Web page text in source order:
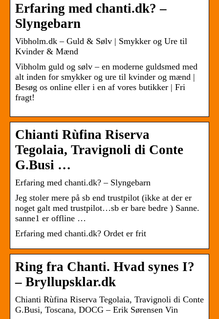
Erfaring med chanti.dk? –
Slyngebarn
Vibholm.dk – Guld & Sølv | Smykker og Ure til
Kvinder & Mænd
Vibholm guld og sølv – en moderne guldsmed med
alt inden for smykker og ure til kvinder og mænd |
Besøg os online eller i en af vores butikker | Fri
fragt!
Chianti Rùfina Riserva
Tegolaia, Travignoli di Conte
G.Busi …
Erfaring med chanti.dk? – Slyngebarn
Jeg stoler mere på sb end trustpilot (ikke at der er
noget galt med trustpilot…sb er bare bedre ) Sanne.
sanne1 er offline …
Erfaring med chanti.dk? Ordet er frit
Ring fra Chanti. Hvad synes I?
– Bryllupsklar.dk
Chianti Rùfina Riserva Tegolaia, Travignoli di Conte
G.Busi, Toscana, DOCG – Erik Sørensen Vin